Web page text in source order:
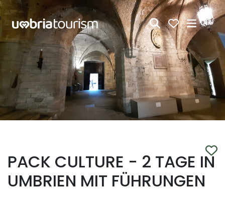
Zum Hauptinhalt springen
DEU
PACK CULTURE - 2 TAGE IN
UMBRIEN MIT FÜHRUNGEN